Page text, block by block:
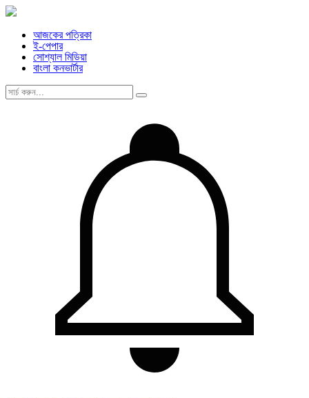
আজকের পত্রিকা
ই-পেপার
সোশ্যাল মিডিয়া
বাংলা কনভার্টার